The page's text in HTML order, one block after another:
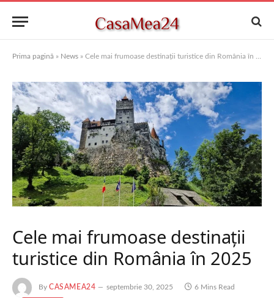
Prima pagină » News » Cele mai frumoase destinații turistice din România în 2025
Cele mai frumoase destinații
turistice din România în 2025
By CASAMEA24 septembrie 30, 2025 6 Mins Read